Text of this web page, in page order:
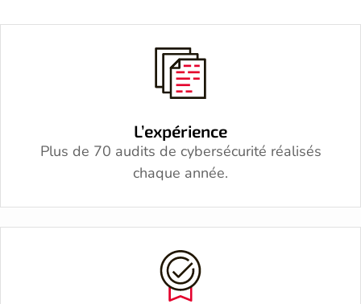
L’expérience
Plus de 70 audits de cybersécurité réalisés
chaque année.